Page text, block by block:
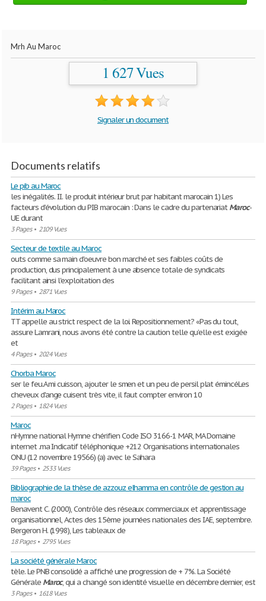
Mrh Au Maroc
1 627 Vues
Signaler un document
Documents relatifs
Le pib au Maroc
les inégalités. II. le produit intérieur brut par habitant marocain 1) Les
facteurs d’évolution du PIB marocain : Dans le cadre du partenariatMaroc-
UE durant
3 Pages• 2109 Vues
Secteur de textile au Maroc
outs comme sa main d'oeuvre bon marché et ses faibles coûts de
production, dus principalement à une absence totale de syndicats
facilitant ainsi l'exploitation des
9 Pages• 2871 Vues
Intérim au Maroc
TT appelle au strict respect de la loi. Repositionnement? «Pas du tout,
assure Lamrani, nous avons été contre la caution telle qu’elle est exigée
et
4 Pages• 2024 Vues
Chorba Maroc
ser le feu.A mi cuisson, ajouter le smen et un peu de persil plat émincéLes
cheveux d'ange cuisent très vite, il faut compter environ 10
2 Pages• 1824 Vues
Maroc
nHymne national Hymne chérifien Code ISO 3166-1 MAR, MA Domaine
internet .ma Indicatif téléphonique +212 Organisations internationales
ONU (12 novembre 19566) (a) avec le Sahara
39 Pages• 2533 Vues
Bibliographie de la thèse de azzouz elhamma en contrôle de gestion au
maroc
Benavent C. (2000), Contrôle des réseaux commerciaux et apprentissage
organisationnel, Actes des 15ème journées nationales des IAE, septembre.
Bergeron H. (1998), Les tableaux de
18 Pages• 2795 Vues
La société générale Maroc
tèle. Le PNB consolidé a affiché une progression de + 7%. La Société
Générale Maroc, qui a changé son identité visuelle en décembre dernier, est
3 Pages• 1618 Vues